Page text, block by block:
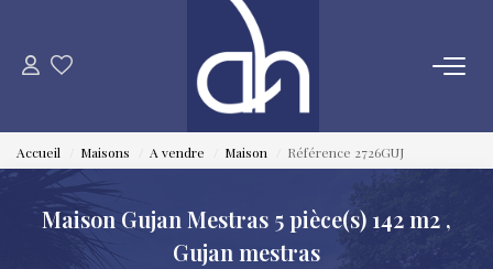
VENTE
ESTIMATION
LOCATION
Accueil Maisons A vendre Maison Référence 2726GUJ
Maison Gujan Mestras 5 pièce(s) 142 m2 ,
Gujan mestras